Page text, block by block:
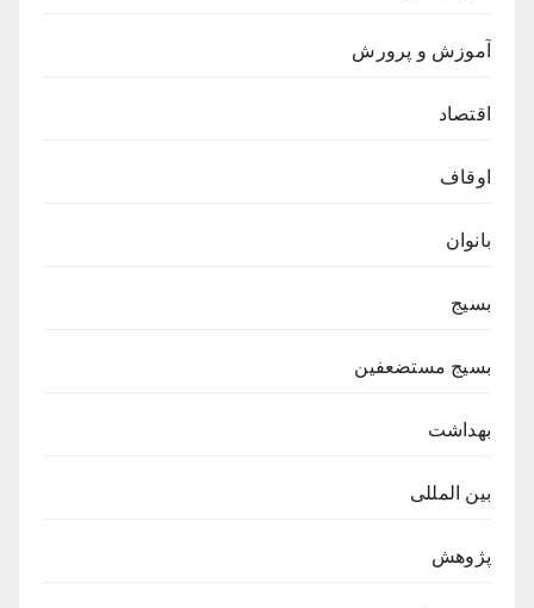
آموزش و پرورش
اقتصاد
اوقاف
بانوان
بسیج
بسیج مستضعفین
بهداشت
بین المللی
پژوهش